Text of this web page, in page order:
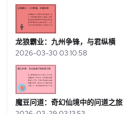
龙狼霸业：九州争锋，与君纵横
2026-03-30 03:10:58
魔豆问道：奇幻仙境中的问道之旅